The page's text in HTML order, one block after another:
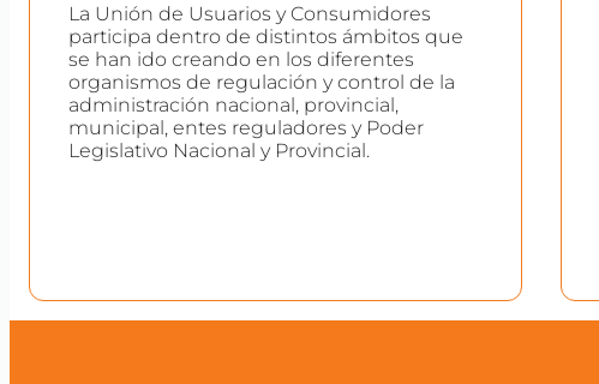
La Unión de Usuarios y Consumidores
participa dentro de distintos ámbitos que
se han ido creando en los diferentes
organismos de regulación y control de la
administración nacional, provincial,
municipal, entes reguladores y Poder
Legislativo Nacional y Provincial.